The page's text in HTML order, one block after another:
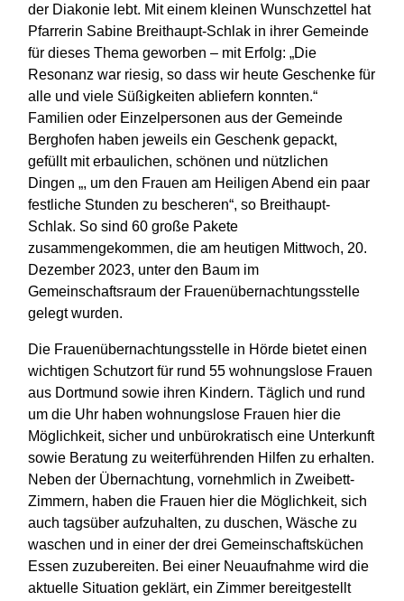
der Diakonie lebt. Mit einem kleinen Wunschzettel hat
Pfarrerin Sabine Breithaupt-Schlak in ihrer Gemeinde
für dieses Thema geworben – mit Erfolg: „Die
Resonanz war riesig, so dass wir heute Geschenke für
alle und viele Süßigkeiten abliefern konnten.“
Familien oder Einzelpersonen aus der Gemeinde
Berghofen haben jeweils ein Geschenk gepackt,
gefüllt mit erbaulichen, schönen und nützlichen
Dingen „, um den Frauen am Heiligen Abend ein paar
festliche Stunden zu bescheren“, so Breithaupt-
Schlak. So sind 60 große Pakete
zusammengekommen, die am heutigen Mittwoch, 20.
Dezember 2023, unter den Baum im
Gemeinschaftsraum der Frauenübernachtungsstelle
gelegt wurden.
Die Frauenübernachtungsstelle in Hörde bietet einen
wichtigen Schutzort für rund 55 wohnungslose Frauen
aus Dortmund sowie ihren Kindern. Täglich und rund
um die Uhr haben wohnungslose Frauen hier die
Möglichkeit, sicher und unbürokratisch eine Unterkunft
sowie Beratung zu weiterführenden Hilfen zu erhalten.
Neben der Übernachtung, vornehmlich in Zweibett-
Zimmern, haben die Frauen hier die Möglichkeit, sich
auch tagsüber aufzuhalten, zu duschen, Wäsche zu
waschen und in einer der drei Gemeinschaftsküchen
Essen zuzubereiten. Bei einer Neuaufnahme wird die
aktuelle Situation geklärt, ein Zimmer bereitgestellt